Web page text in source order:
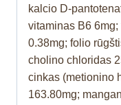
kalcio D-
vitaminas B6
0.38mg; folio
cholino chloridas
cinkas (metionino
163.80mg;